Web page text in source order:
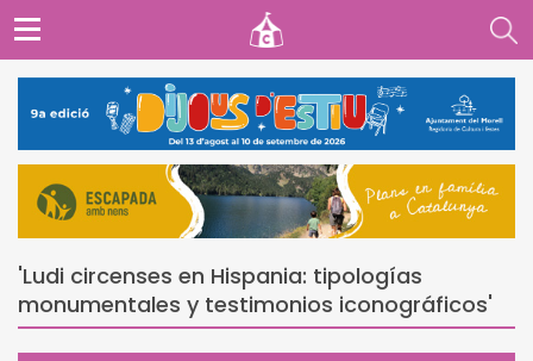
'Ludi circenses en Hispania: tipologías
monumentales y testimonios iconográficos'